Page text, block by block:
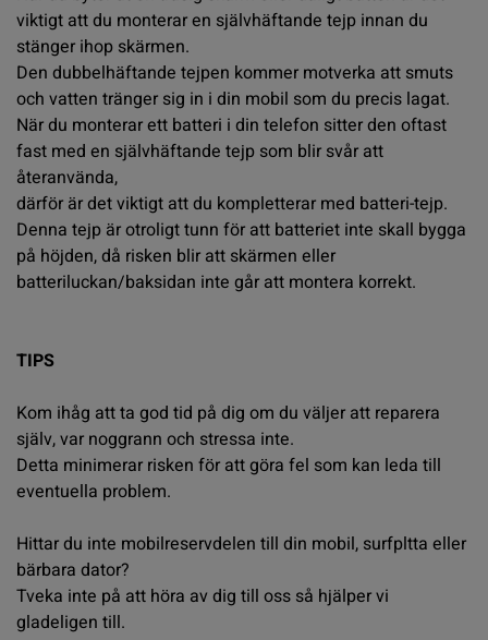
viktigt att du monterar en självhäftande tejp innan du
stänger ihop skärmen.
Den dubbelhäftande tejpen kommer motverka att smuts
och vatten tränger sig in i din mobil som du precis lagat.
När du monterar ett batteri i din telefon sitter den oftast
fast med en självhäftande tejp som blir svår att
återanvända,
därför är det viktigt att du kompletterar med batteri-tejp.
Denna tejp är otroligt tunn för att batteriet inte skall bygga
på höjden, då risken blir att skärmen eller
batteriluckan/baksidan inte går att montera korrekt.
TIPS
Kom ihåg att ta god tid på dig om du väljer att reparera
själv, var noggrann och stressa inte.
Detta minimerar risken för att göra fel som kan leda till
eventuella problem.
Hittar du inte mobilreservdelen till din mobil, surfpltta eller
bärbara dator?
Tveka inte på att höra av dig till oss så hjälper vi
gladeligen till.